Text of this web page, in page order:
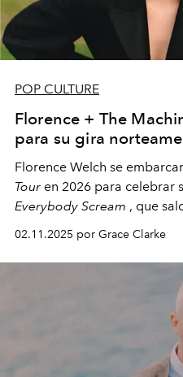
POP CULTURE
Florence + The
para su gira
Florence Welch se
Tour en 2026 para celebrar
Everybody Scream , que
fechas en Norteamérica a
02.11.2025 por Grace Clarke